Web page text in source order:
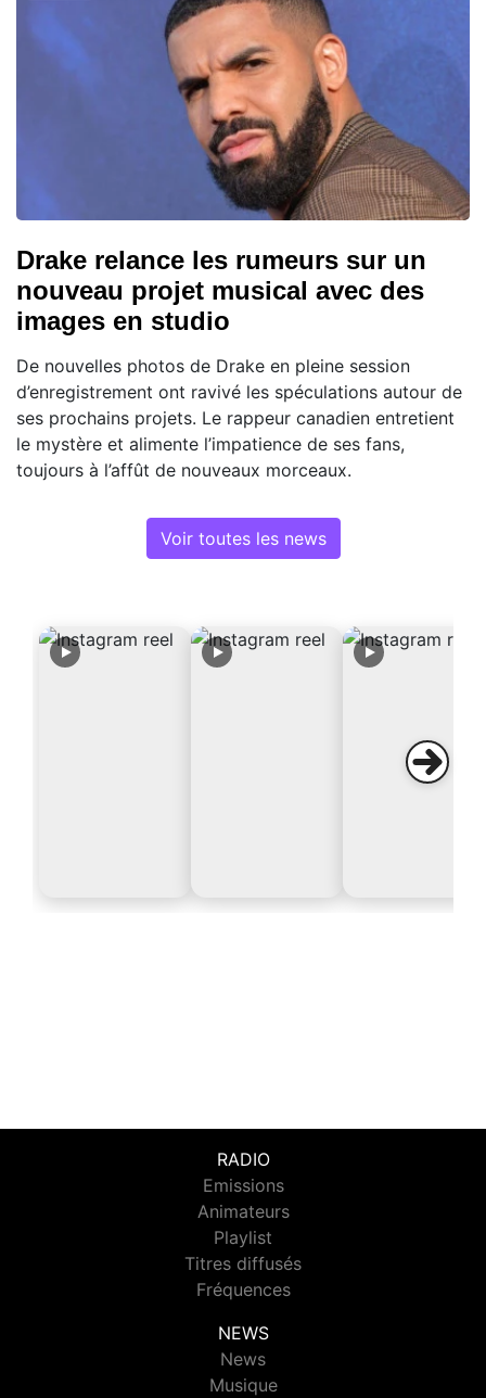
Drake relance les rumeurs sur un
nouveau projet musical avec des
images en studio
De nouvelles photos de Drake en pleine session
d’enregistrement ont ravivé les spéculations autour de
ses prochains projets. Le rappeur canadien entretient
le mystère et alimente l’impatience de ses fans,
toujours à l’affût de nouveaux morceaux.
Voir toutes les news
RADIO
Emissions
Animateurs
Playlist
Titres diffusés
Fréquences
NEWS
News
Musique